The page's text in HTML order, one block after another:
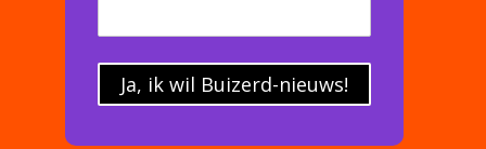
Ja, ik wil Buizerd-nieuws!